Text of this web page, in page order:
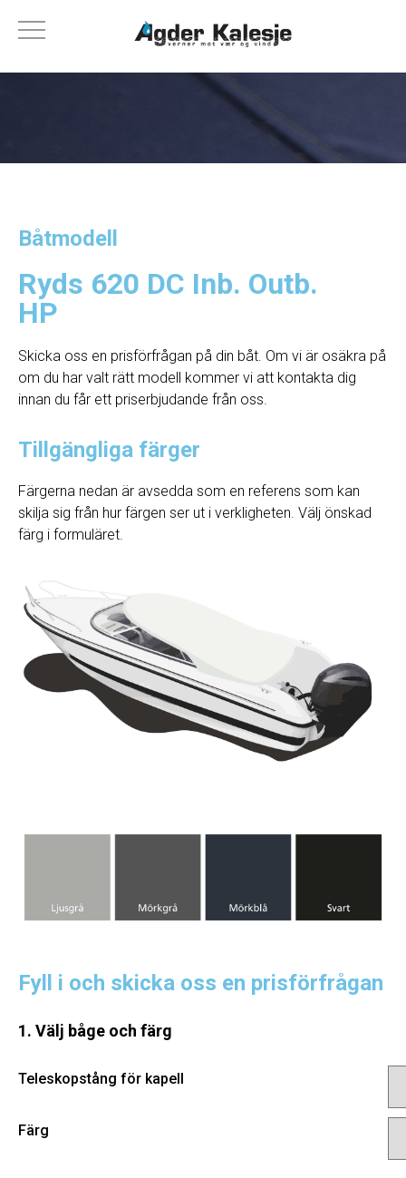
Båtmodell
Ryds 620 DC Inb. Outb.
HP
Skicka oss en prisförfrågan på din båt. Om vi ​​är osäkra på
om du har valt rätt modell kommer vi att kontakta dig
innan du får ett priserbjudande från oss.
Tillgängliga färger
Färgerna nedan är avsedda som en referens som kan
skilja sig från hur färgen ser ut i verkligheten. Välj önskad
färg i formuläret.
Fyll i och skicka oss en prisförfrågan
1. Välj båge och färg
Teleskopstång för kapell
Färg